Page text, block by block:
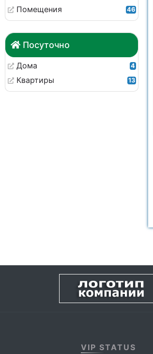
Помещения 46
Посуточно
Дома 4
Квартиры 13
VIP STATUS